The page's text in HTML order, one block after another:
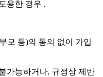
용한 경우 .
모 등)의 동의 없이 가입
가능하거나, 규정상 제반